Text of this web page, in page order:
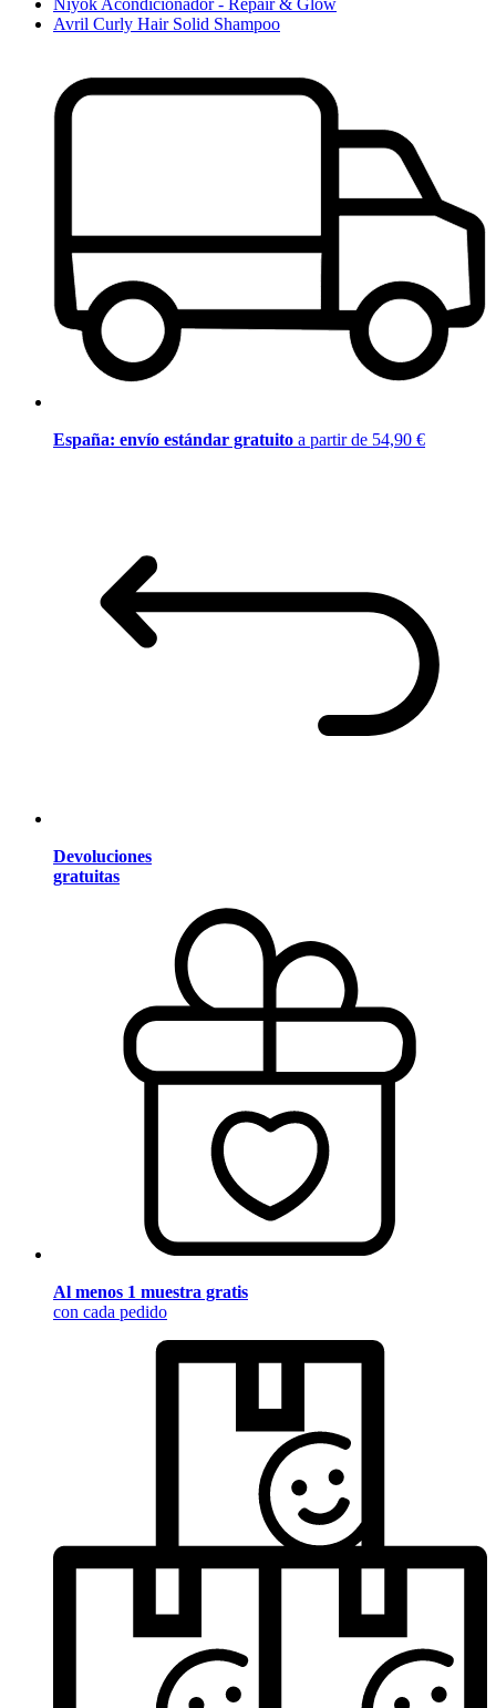
Niyok Acondicionador - Repair & Glow
Avril Curly Hair Solid Shampoo
España: envío estándar gratuito a partir de 54,90 €
Devoluciones
gratuitas
Al menos 1 muestra gratis
con cada pedido